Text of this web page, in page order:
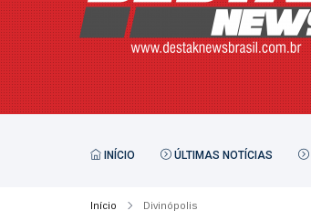
INÍCIO ÚLTIMAS NOTÍCIAS
Início Divinópolis